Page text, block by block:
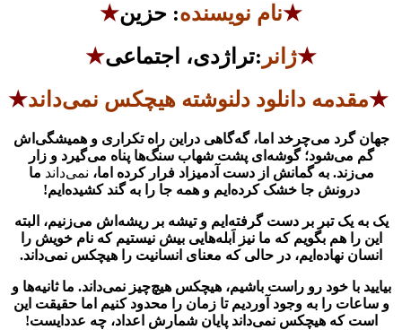
★نام نویسنده: حزین★
★ژانر :تراژدی، اجتماعی★
★مقدمه دانلود دلنوشته هیچکس نمی‌داند★
جهان گرد می‌چرخد اما، گه‌گاهی دراین راه تکراری و همیشگی‌اش
گم می‌شود؛ گوشه‌ای پشت شهاب سنگ‌ها پناه می‌گیرد و زار
می‌زند.به گمانش از دست آدمیزاد فرار کرده اما، نمی‌داند ما
درونش جا خشک کرده‌ایم و همه جا را به گند کشیده‌ایم!
یک به یک تبر بر دست گرفته‌ایم و تیشه بر ریشه‌اش می‌زنیم، البته
این را هم بگویم که ما نیز اَبله‌هایی بیش نیستیم که نام خویش را
انسان نهاده‌ایم، در حالی که معنای انسانیت را هیچکس نمی‌داند.
بیایید با خود رو راست باشیم، هیچکس هیچ‌چیز نمی‌داند. ما ثانیه‌ها و
و ساعات را به وجود آوردیم تا زمان را محدود کنیم اما حقیقت این
است که هیچکس نمی‌داند پایان شمارش اعداد، چه عددایست!